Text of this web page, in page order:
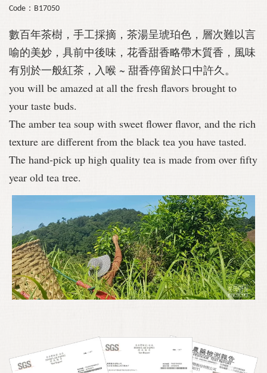
Code：B17050
數百年茶樹，手工採摘，茶湯呈琥珀色， 層次難以言
喻的美妙， 具前中後味，花香甜香略帶木質香，風味
有別於一般紅茶，入喉 ~ 甜香停留於口中許久。
you will be amazed at all the fresh flavors brought to
your taste buds.
The amber tea soup with sweet flower flavor, and the rich
texture are different from the black tea you have tasted.
The hand-pick up high quality tea is made from over fifty
year old tea tree.